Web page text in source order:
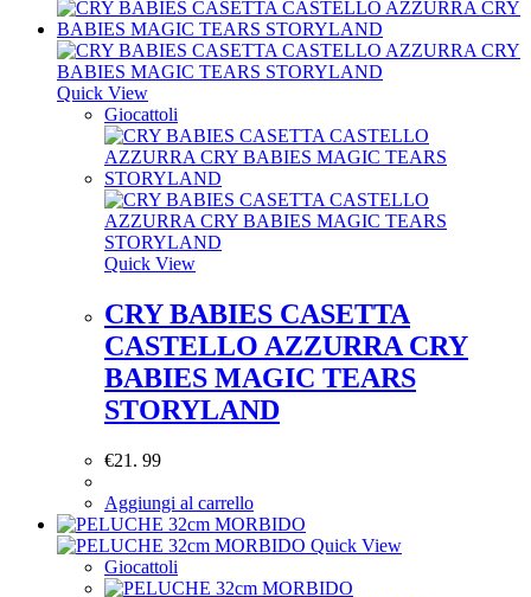
Quick View
Giocattoli
Quick View
CRY BABIES CASETTA
CASTELLO AZZURRA CRY
BABIES MAGIC TEARS
STORYLAND
€21. 99
Aggiungi al carrello
Quick View
Giocattoli